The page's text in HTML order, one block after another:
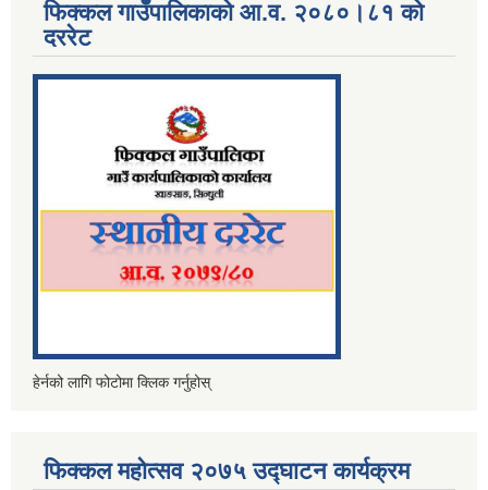
फिक्कल गाउँपालिकाको आ.व. २०८०।८१ को
दररेट
हेर्नको लागि फोटोमा क्लिक गर्नुहोस्
फिक्कल महोत्सव २०७५ उद्घाटन कार्यक्रम